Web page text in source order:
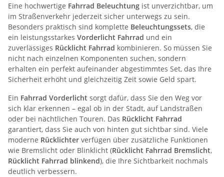
Eine hochwertige Fahrrad Beleuchtung ist unverzichtbar, um
im Straßenverkehr jederzeit sicher unterwegs zu sein.
Besonders praktisch sind komplette Beleuchtungssets, die
ein leistungsstarkes Vorderlicht Fahrrad und ein
zuverlässiges Rücklicht Fahrrad kombinieren. So müssen Sie
nicht nach einzelnen Komponenten suchen, sondern
erhalten ein perfekt aufeinander abgestimmtes Set, das Ihre
Sicherheit erhöht und gleichzeitig Zeit sowie Geld spart.
Ein Fahrrad Vorderlicht sorgt dafür, dass Sie den Weg vor
sich klar erkennen – egal ob in der Stadt, auf Landstraßen
oder bei nächtlichen Touren. Das Rücklicht Fahrrad
garantiert, dass Sie auch von hinten gut sichtbar sind. Viele
moderne Rücklichter verfügen über zusätzliche Funktionen
wie Bremslicht oder Blinklicht (Rücklicht Fahrrad Bremslicht,
Rücklicht Fahrrad blinkend), die Ihre Sichtbarkeit nochmals
deutlich verbessern.